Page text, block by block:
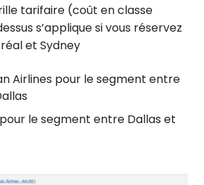
tarifaire (coût en classe
s’applique si vous réservez
et Sydney
Airlines pour le segment entre
le segment entre Dallas et